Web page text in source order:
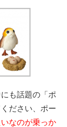
も話題の「ポ
ださい、ポー
なのが乗っか